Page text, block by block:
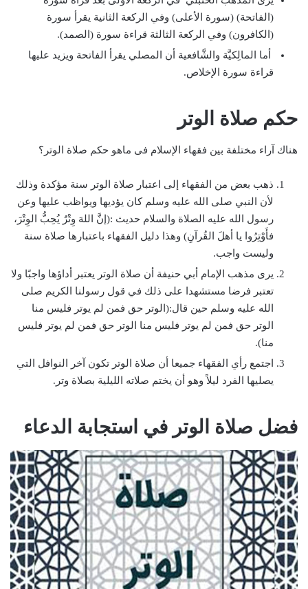
(الفاتحة) (سورة الأعلى) وفي الركعة الثانية يقرأ سورة
(الكافرون) وفي الركعة الثالثة قراءة سورة (الصمد).
أما المالِكيَّة والشَّافعية أن المصلي يقرأ الفاتحة ويزيد عليها
قراءة سورة الإخلاص.
حكم صلاة الوتر
هناك آراء مختلفة بين فقهاء الإسلام فى ماهو حكم صلاة الوتر؟
ذهب بعض من الفقهاء إلى اعتبار صلاة الوتر سنة مؤكدة وذلك
لأن النبي صلى الله عليه وسلم كان يؤديها ويواظب عليها وعن
رسول الله عليه الصلاة والسلام حديث :(إنَّ اللهَ وِتْرٌ يُحِبُّ الوِتْرَ،
فأَوْتِرُوا يا أهلَ القُرآنِ) وهذا دليل الفقهاء باعتبارها صلاة سنة
وليست واجب.
يرى مذهب الإمام أبي حنيفة أن صلاة الوتر يعتبر أداؤها واجبًا ولا
تعتبر فرضا مستشهدا على ذلك في قول رسولنا الكريم صلى
الله عليه وسلم حين قال:(الوتر حق فمن لم يوتر فليس منا
الوتر حق فمن لم يوتر فليس منا الوتر حق فمن لم يوتر فليس
منا).
اجتمع رأي الفقهاء جميعا أن صلاة الوتر تكون آخر النوافل التي
يصليها الفرد ليلاً وهو أن يختم صلاته الليلية بصلاة وتر.
فضل صلاة الوتر في استجابة الدعاء